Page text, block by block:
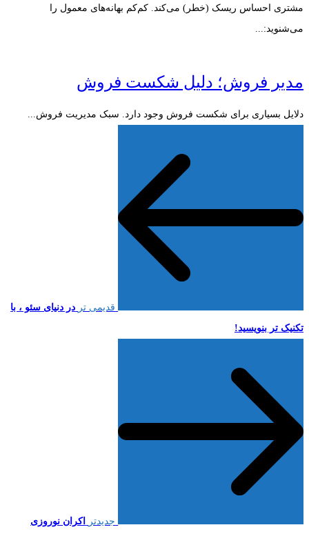
مشتری احساس ریسک (خطر) می‌کند. کم‌کم بهانه‌های معمول را
می‌شنوید:...
مدیر فروش؛ دلیل شکست فروش
دلایل بسیاری برای شکست فروش وجود دارد. سبک مدیریت فروش...
قدیمی تر در دنیای سئو ، با
تکنیک تر بنویسید!
جدیدتر
اکران نوروزی